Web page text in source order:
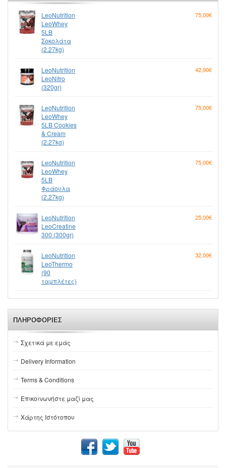
LeoNutrition
LeoWhey
5LB
Σοκολάτα
(2.27kg)
75,00€
LeoNutrition
LeoNitro
(320gr)
42,90€
LeoNutrition
LeoWhey
5LB Cookies
& Cream
(2.27kg)
75,00€
LeoNutrition
LeoWhey
5LB
Φράουλα
(2.27kg)
75,00€
LeoNutrition
LeoCreatine
300 (300gr)
25,00€
LeoNutrition
LeoThermo
(90
ταμπλέτες)
32,00€
ΠΛΗΡΟΦΟΡΊΕΣ
Σχετικά με εμάς
Delivery Information
Terms & Conditions
Επικοινωνήστε μαζί μας
Χάρτης Ιστότοπου